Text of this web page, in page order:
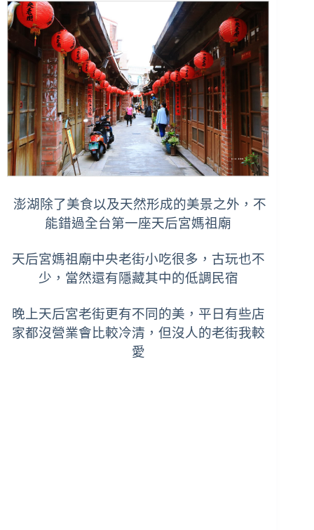
澎湖除了美食以及天然形成的美景之外，不
能錯過全台第一座天后宮媽祖廟
天后宮媽祖廟中央老街小吃很多，古玩也不
少，當然還有隱藏其中的低調民宿
晚上天后宮老街更有不同的美， 平日有些店
家都沒營業會比較冷清，但沒人的老街我較
愛